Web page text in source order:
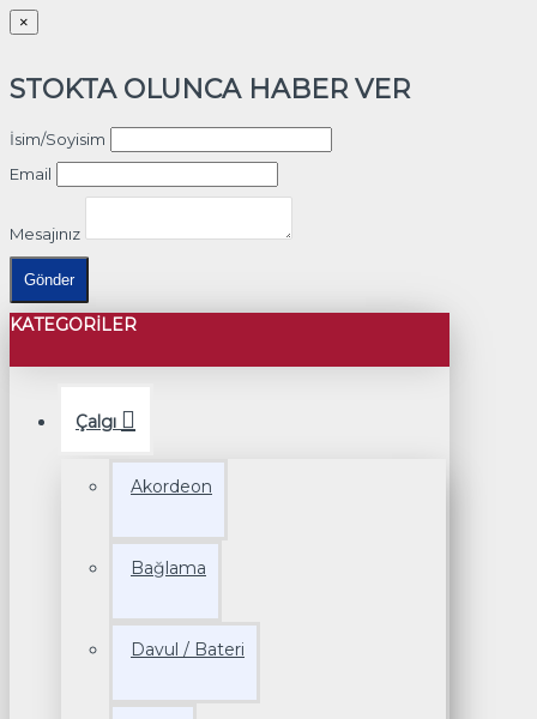
×
STOKTA OLUNCA HABER VER
İsim/Soyisim
Email
Mesajınız
Gönder
KATEGORILER
Çalgı
Akordeon
Bağlama
Davul / Bateri